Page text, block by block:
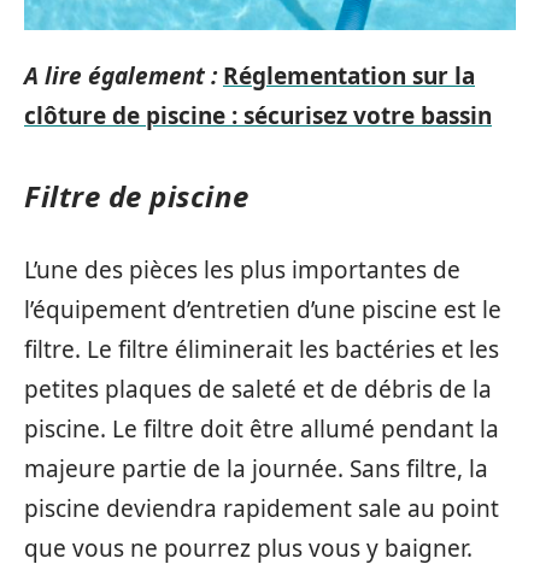
A lire également : Réglementation sur la
clôture de piscine : sécurisez votre bassin
Filtre de piscine
L’une des pièces les plus importantes de
l’équipement d’entretien d’une piscine est le
filtre. Le filtre éliminerait les bactéries et les
petites plaques de saleté et de débris de la
piscine. Le filtre doit être allumé pendant la
majeure partie de la journée. Sans filtre, la
piscine deviendra rapidement sale au point
que vous ne pourrez plus vous y baigner.